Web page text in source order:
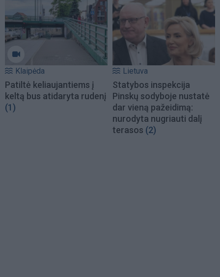
Klaipėda
Patiltė keliaujantiems į
keltą bus atidaryta rudenį
(1)
Lietuva
Statybos inspekcija
Pinskų sodyboje nustatė
dar vieną pažeidimą:
nurodyta nugriauti dalį
terasos (2)